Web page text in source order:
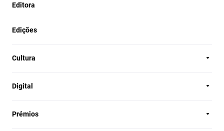
Editora
Edições
Cultura
Digital
Prémios